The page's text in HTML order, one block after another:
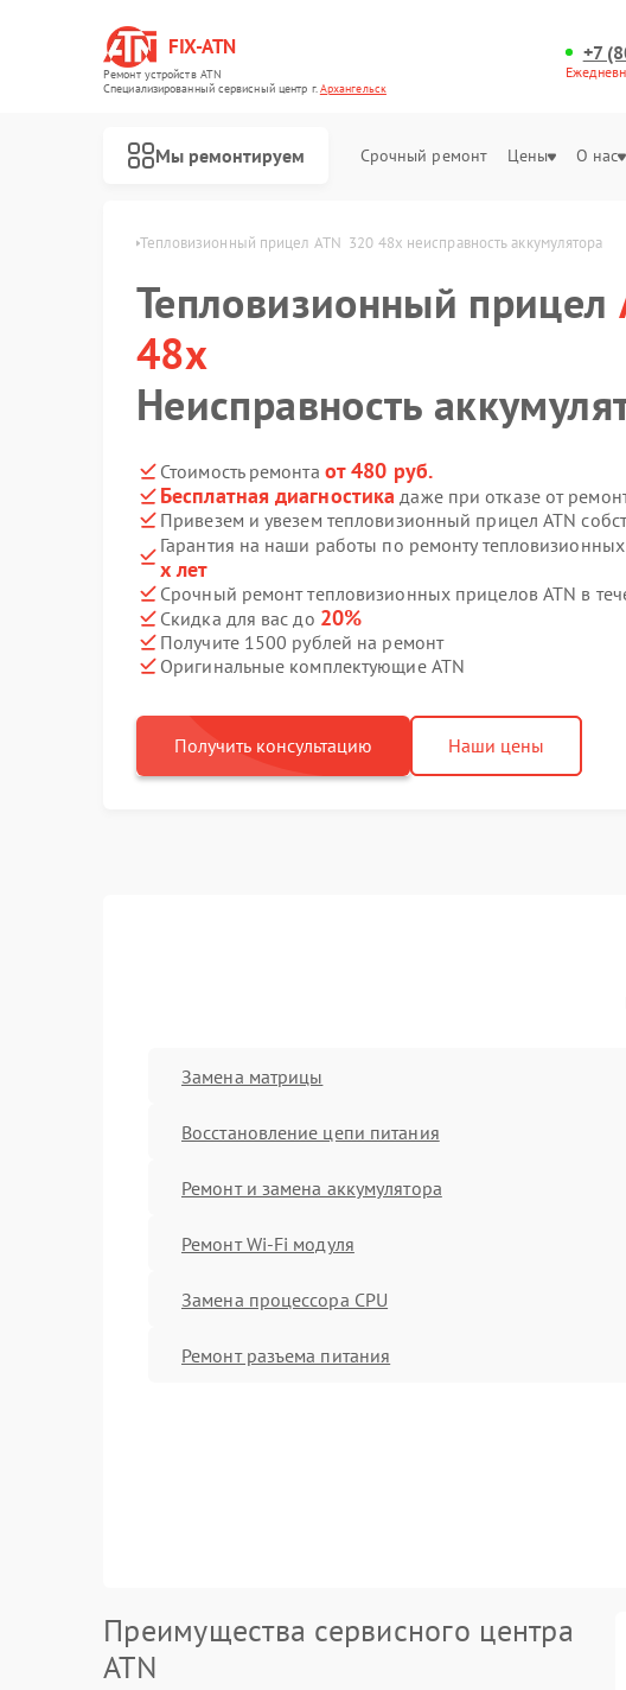
FIX-ATN
Ремонт устройств ATN
Специализированный cервисный центр г.Архангельск
+7
Мы ремонтируем Срочный ремонт Цены О нас
Тепловизионный прицел ATN  320 48x неисправность аккумулятора
Тепловизионный прицел
48x
Неисправность
Стоимость ремонта от 480 руб.
Бесплатная диагностика даже при отказе от
Привезем и увезем тепловизионный прицел ATN
Гарантия на наши работы по ремонту
х лет
Срочный ремонт тепловизионных прицелов ATN в
Скидка для вас до 20%
Получите 1500 рублей на ремонт
Оригинальные комплектующие ATN
Получить консультацию Наши цены
Замена матрицы
Восстановление цепи питания
Ремонт и замена аккумулятора
Ремонт Wi-Fi модуля
Замена процессора CPU
Ремонт разъема питания
Преимущества сервисного центра
ATN